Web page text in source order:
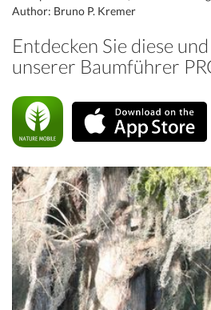
Author: Bruno P. Kremer
Entdecken Sie diese
unserer Baumführer